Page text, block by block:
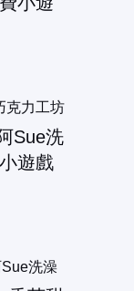
克力工坊
洗澡